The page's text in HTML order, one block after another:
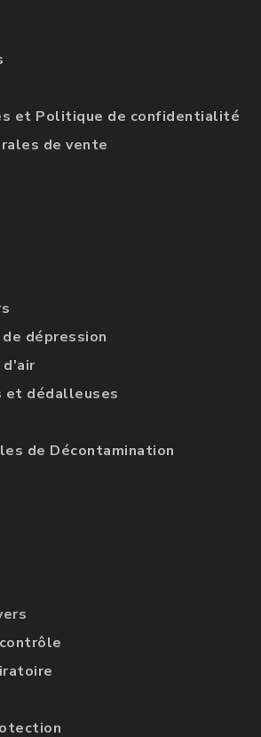
et Politique de confidentialité
de vente
dépression
et dédalleuses
de Décontamination